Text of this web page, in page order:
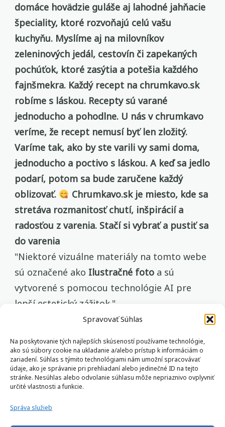
Spravovať Súhlas
Na poskytovanie tých najlepších skúseností používame technológie,
ako sú súbory cookie na ukladanie a/alebo prístup k informáciám o
zariadení. Súhlas s týmito technológiami nám umožní spracovávať
údaje, ako je správanie pri prehliadaní alebo jedinečné ID na tejto
stránke. Nesúhlas alebo odvolanie súhlasu môže nepriaznivo ovplyvniť
určité vlastnosti a funkcie.
Správa služieb
domáce hovädzie guláše aj lahodné jahňacie
špeciality, ktoré rozvoňajú celú vašu
kuchyňu. Myslíme aj na milovníkov
zeleninových jedál, cestovín či zapekaných
pochúťok, ktoré zasýtia a potešia každého
fajnšmekra. Každý recept na chrumkavo.sk
robíme s láskou. Recepty sú varané
jednoducho a pohodlne. U nás v chrumkavo
veríme, že recept nemusí byť len zložitý.
Varíme tak, ako by ste varili vy sami doma,
jednoducho a poctivo s láskou. A keď sa jedlo
podarí, potom sa bude zaručene každý
oblizovať.
Chrumkavo.sk je miesto, kde sa
stretáva rozmanitosť chutí, inšpirácií a
radosťou z varenia. Stačí si vybrať a pustiť sa
do varenia
"Niektoré vizuálne materiály na tomto webe
sú označené ako Ilustračné foto a sú
vytvorené s pomocou technológie AI pre
lepší estetický zážitok."
© Copyright 2025 chrumkavo.skTasteful Recipe |
Developed ByWP Delicious